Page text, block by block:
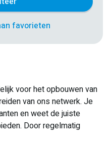
favorieten
voor het opbouwen van
van ons netwerk. Je
en weet de juiste
Door regelmatig
klanten, creëer je